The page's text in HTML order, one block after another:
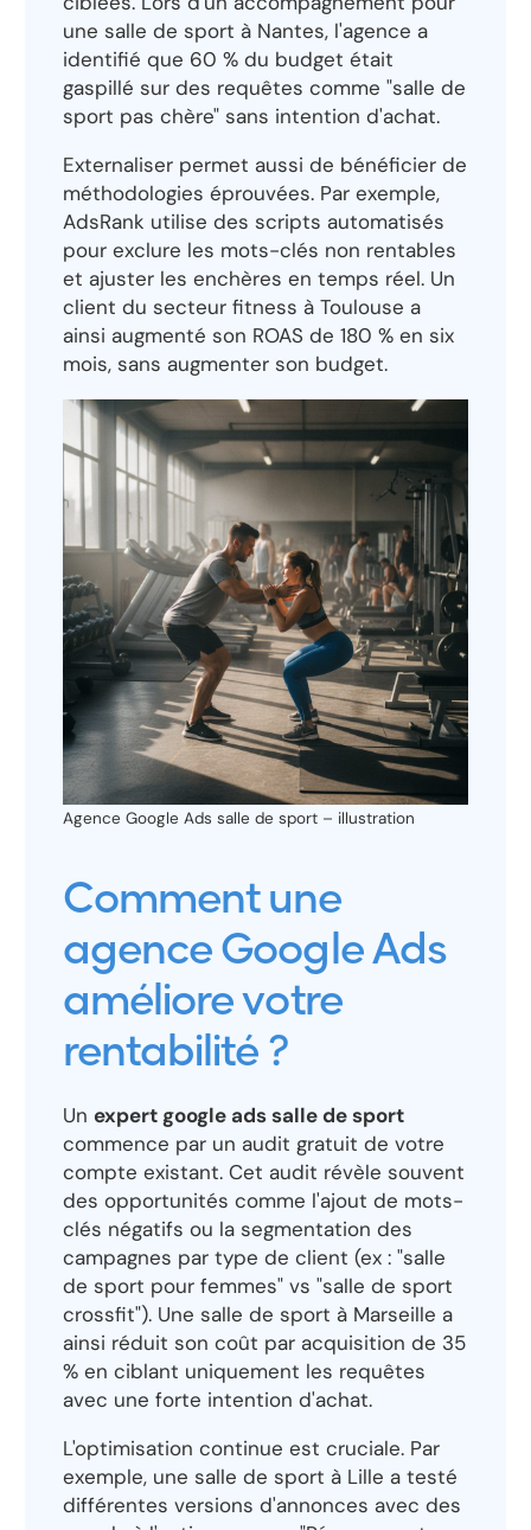
une salle de sport à Nantes, l'agence a
identifié que 60 % du budget était
gaspillé sur des requêtes comme "salle de
sport pas chère" sans intention d'achat.
Externaliser permet aussi de bénéficier de
méthodologies éprouvées. Par exemple,
AdsRank utilise des scripts automatisés
pour exclure les mots-clés non rentables
et ajuster les enchères en temps réel. Un
client du secteur fitness à Toulouse a
ainsi augmenté son ROAS de 180 % en six
mois, sans augmenter son budget.
Agence Google Ads salle de sport – illustration
Comment une
agence Google Ads
améliore votre
rentabilité ?
Un expert google ads salle de sport
commence par un audit gratuit de votre
compte existant. Cet audit révèle souvent
des opportunités comme l'ajout de mots-
clés négatifs ou la segmentation des
campagnes par type de client (ex : "salle
de sport pour femmes" vs "salle de sport
crossfit"). Une salle de sport à Marseille a
ainsi réduit son coût par acquisition de 35
% en ciblant uniquement les requêtes
avec une forte intention d'achat.
L'optimisation continue est cruciale. Par
exemple, une salle de sport à Lille a testé
différentes versions d'annonces avec des